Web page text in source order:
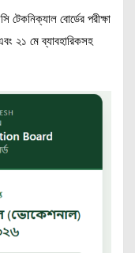
বোর্ডের পরীক্ষা
২১ মে ব্যাবহারিকসহ